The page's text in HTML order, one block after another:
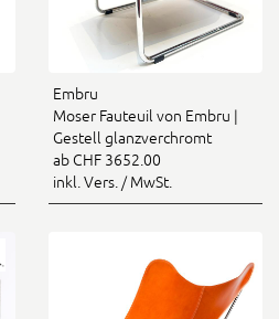
Embru
Moser Fauteuil von Embru |
Gestell glanzverchromt
ab CHF 3652.00
inkl. Vers. / MwSt.